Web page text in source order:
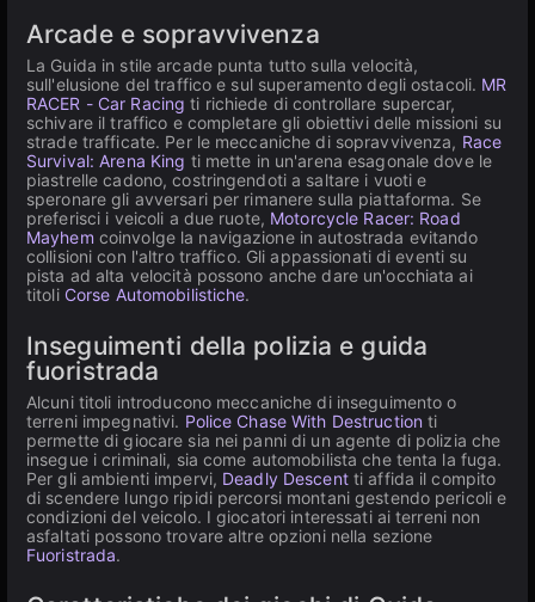
Arcade e sopravvivenza
La Guida in stile arcade punta tutto sulla velocità,
sull'elusione del traffico e sul superamento degli ostacoli. MR
RACER - Car Racing ti richiede di controllare supercar,
schivare il traffico e completare gli obiettivi delle missioni su
strade trafficate. Per le meccaniche di sopravvivenza, Race
Survival: Arena King ti mette in un'arena esagonale dove le
piastrelle cadono, costringendoti a saltare i vuoti e
speronare gli avversari per rimanere sulla piattaforma. Se
preferisci i veicoli a due ruote, Motorcycle Racer: Road
Mayhem coinvolge la navigazione in autostrada evitando
collisioni con l'altro traffico. Gli appassionati di eventi su
pista ad alta velocità possono anche dare un'occhiata ai
titoli Corse Automobilistiche.
Inseguimenti della polizia e guida
fuoristrada
Alcuni titoli introducono meccaniche di inseguimento o
terreni impegnativi. Police Chase With Destruction ti
permette di giocare sia nei panni di un agente di polizia che
insegue i criminali, sia come automobilista che tenta la fuga.
Per gli ambienti impervi, Deadly Descentti affida il compito
di scendere lungo ripidi percorsi montani gestendo pericoli e
condizioni del veicolo. I giocatori interessati ai terreni non
asfaltati possono trovare altre opzioni nella sezione
Fuoristrada.